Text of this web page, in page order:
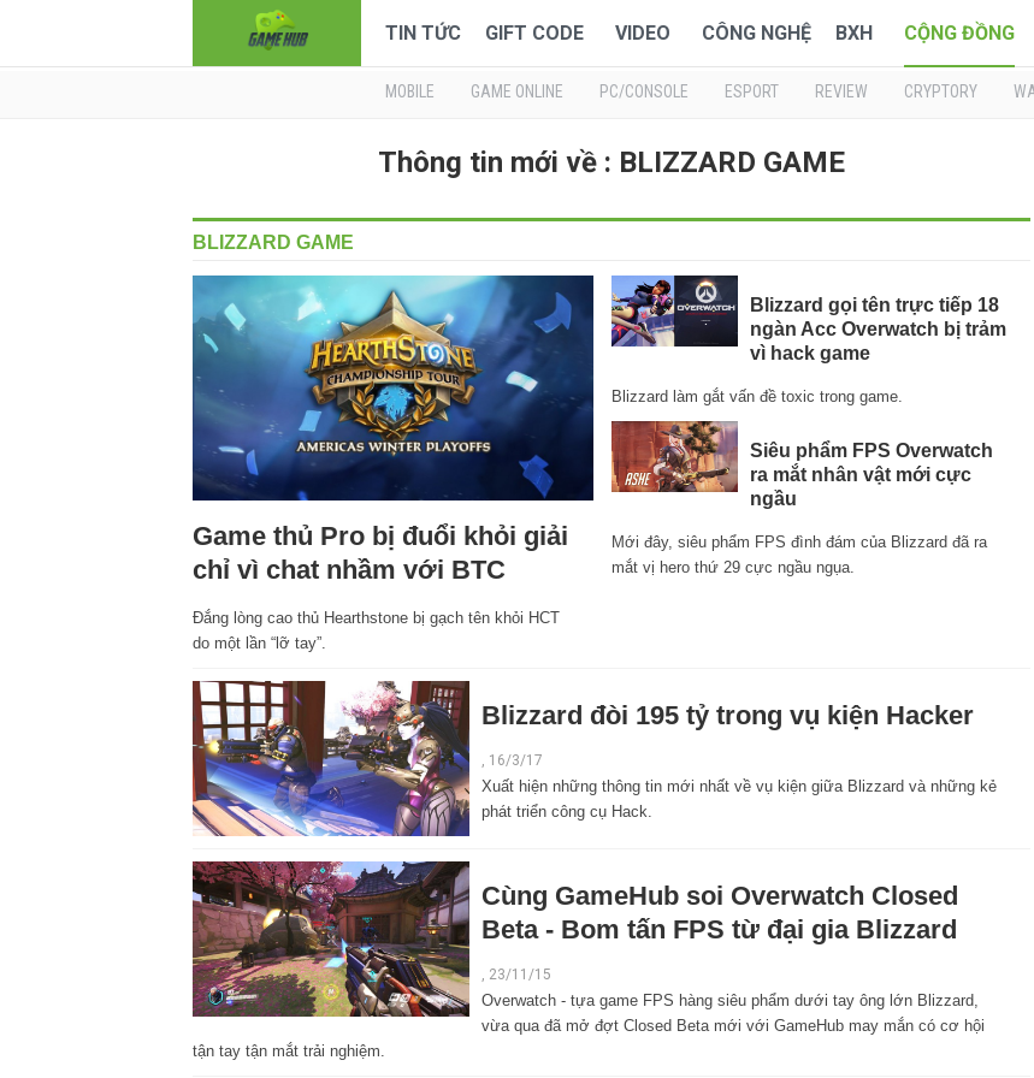
TIN TỨC GIFT CODE VIDEO CÔNG NGHỆ BXH CỘNG ĐỒNG
MOBILE GAME ONLINE PC/CONSOLE ESPORT REVIEW CRYPTORY
Thông tin mới về : BLIZZARD GAME
BLIZZARD GAME
Game thủ Pro bị đuổi khỏi giải
chỉ vì chat nhầm với BTC
Đắng lòng cao thủ Hearthstone bị gạch tên khỏi HCT
do một lần “lỡ tay”.
Blizzard gọi tên trực tiếp 18
ngàn Acc Overwatch bị trảm
vì hack game
Blizzard làm gắt vấn đề toxic trong game.
Siêu phẩm FPS Overwatch
ra mắt nhân vật mới cực
ngầu
Mới đây, siêu phẩm FPS đình đám của Blizzard đã ra
mắt vị hero thứ 29 cực ngầu ngụa.
Blizzard đòi 195 tỷ trong vụ kiện Hacker
, 16/3/17
Xuất hiện những thông tin mới nhất về vụ kiện giữa Blizzard và những kẻ
phát triển công cụ Hack.
Cùng GameHub soi Overwatch Closed
Beta - Bom tấn FPS từ đại gia Blizzard
, 23/11/15
Overwatch - tựa game FPS hàng siêu phẩm dưới tay ông lớn Blizzard,
vừa qua đã mở đợt Closed Beta mới với GameHub may mắn có cơ hội
tận tay tận mắt trải nghiệm.